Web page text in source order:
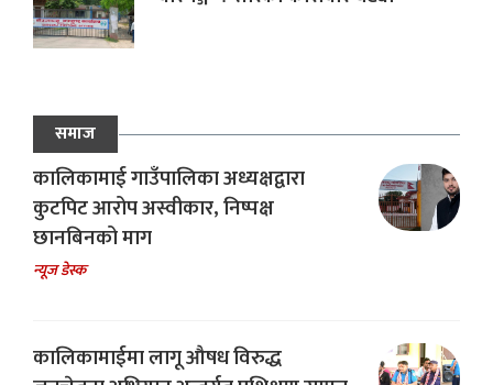
समाज
कालिकामाई गाउँपालिका अध्यक्षद्वारा
कुटपिट आरोप अस्वीकार, निष्पक्ष
छानबिनको माग
न्यूज डेस्क
कालिकामाईमा लागू औषध विरुद्ध